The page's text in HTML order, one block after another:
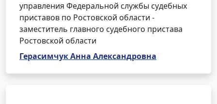
управления Федеральной службы судебных
приставов по Ростовской области -
заместитель главного судебного пристава
Ростовской области
Герасимчук Анна Александровна